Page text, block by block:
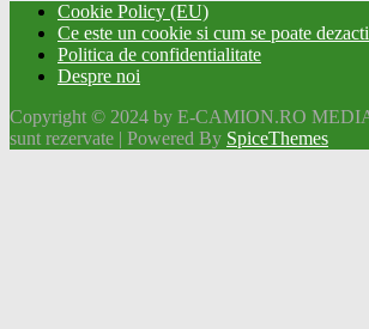
Cookie Policy (EU)
Ce este un cookie si cum se poate
Politica de confidentialitate
Despre noi
Copyright © 2024 by E-CAMION.RO
sunt rezervate | Powered By SpiceThemes